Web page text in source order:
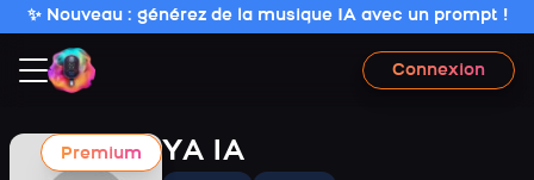
✨ Nouveau : générez de la musique IA avec un prompt !
Connexion
Premium YA IA